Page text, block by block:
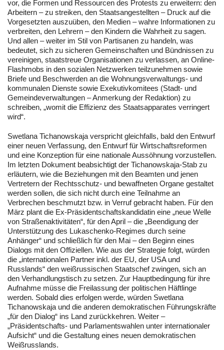
vor, die Formen und Ressourcen des Protests zu erweitern: den
Arbeitern – zu streiken, den Staatsangestellten – Druck auf die
Vorgesetzten auszuüben, den Medien – wahre Informationen zu
verbreiten, den Lehrern – den Kindern die Wahrheit zu sagen.
Und allen – weiter im Stil von Partisanen zu handeln, was
bedeutet, sich zu sicheren Gemeinschaften und Bündnissen zu
vereinigen, staatstreue Organisationen zu verlassen, an Online-
Flashmobs in den sozialen Netzwerken teilzunehmen sowie
Briefe und Beschwerden an die Wohnungsverwaltungs- und
kommunalen Dienste sowie Exekutivkomitees (Stadt- und
Gemeindeverwaltungen – Anmerkung der Redaktion) zu
schreiben, „womit die Effizienz des Staatsapparates verringert
wird“.
Swetlana Tichanowskaja verspricht gleichfalls, bald den Entwurf
einer neuen Verfassung, den Entwurf für Wirtschaftsreformen
und eine Konzeption für eine nationale Aussöhnung vorzustellen.
Im letzten Dokument beabsichtigt der Tichanowskaja-Stab zu
erläutern, wie die Beziehungen mit den Beamten und jenen
Vertretern der Rechtsschutz- und bewaffneten Organe gestaltet
werden sollen, die sich nicht durch eine Teilnahme an
Verbrechen beschmutzt bzw. in Verruf gebracht haben. Für den
März plant die Ex-Präsidentschaftskandidatin eine „neue Welle
von Straßenaktivitäten“, für den April – die „Beendigung der
Unterstützung des Lukaschenko-Regimes durch seine
Anhänger“ und schließlich für den Mai – den Beginn eines
Dialogs mit den Offiziellen. Wie aus der Strategie folgt, würden
die „internationalen Partner inkl. der EU, der USA und
Russlands“ den weißrussischen Staatschef zwingen, sich an
den Verhandlungstisch zu setzen. Zur Hauptbedingung für ihre
Aufnahme müsse die Freilassung der politischen Häftlinge
werden. Sobald dies erfolgen werde, würden Swetlana
Tichanowskaja und die anderen demokratischen Führungskräfte
„für den Dialog“ ins Land zurückkehren. Weiter –
„Präsidentschafts- und Parlamentswahlen unter internationaler
Aufsicht“ und die Gestaltung eines neuen demokratischen
Weißrusslands.